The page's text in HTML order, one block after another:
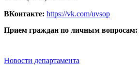
ВКонтакте: https://vk.com/uvsop
Прием граждан по личным вопросам:
Новости департамента